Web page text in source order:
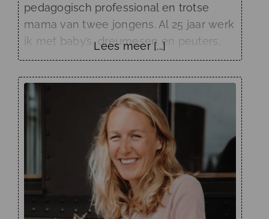
pedagogisch professional en trotse
mama van twee jongens. Al 25 jaar werk
ik met baby’s, dreumesen en peuters,
waarvan 20 jaar in de kinderopvang.
Daarvoor werkte ik als
kraamverzorgende. Vanuit mijn werk én
mijn ervaring als moeder weet ik hoe
intens het kan zijn wanneer je kindje
onrustig is of moeite heeft met slapen.
Lees meer [...]